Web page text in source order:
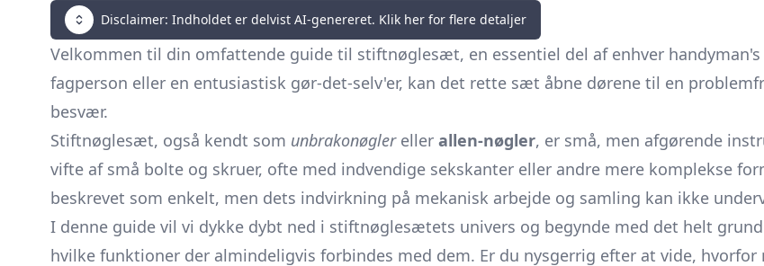
Disclaimer: Indholdet er delvist AI-genereret. Klik her for flere detaljer
Velkommen til din omfattende guide til stiftnøglesæt, en essentiel del af enhver
fagperson eller en entusiastisk gør-det-selv'er, kan det rette sæt åbne dørene til en
besvær.
Stiftnøglesæt, også kendt som unbrakonøglereller allen-nøgler, er små, men afgørende
vifte af små bolte og skruer, ofte med indvendige sekskanter eller andre mere komplekse
beskrevet som enkelt, men dets indvirkning på mekanisk arbejde og samling kan ikke
I denne guide vil vi dykke dybt ned i stiftnøglesætets univers og begynde med det helt
hvilke funktioner der almindeligvis forbindes med dem. Er du nysgerrig efter at vide,